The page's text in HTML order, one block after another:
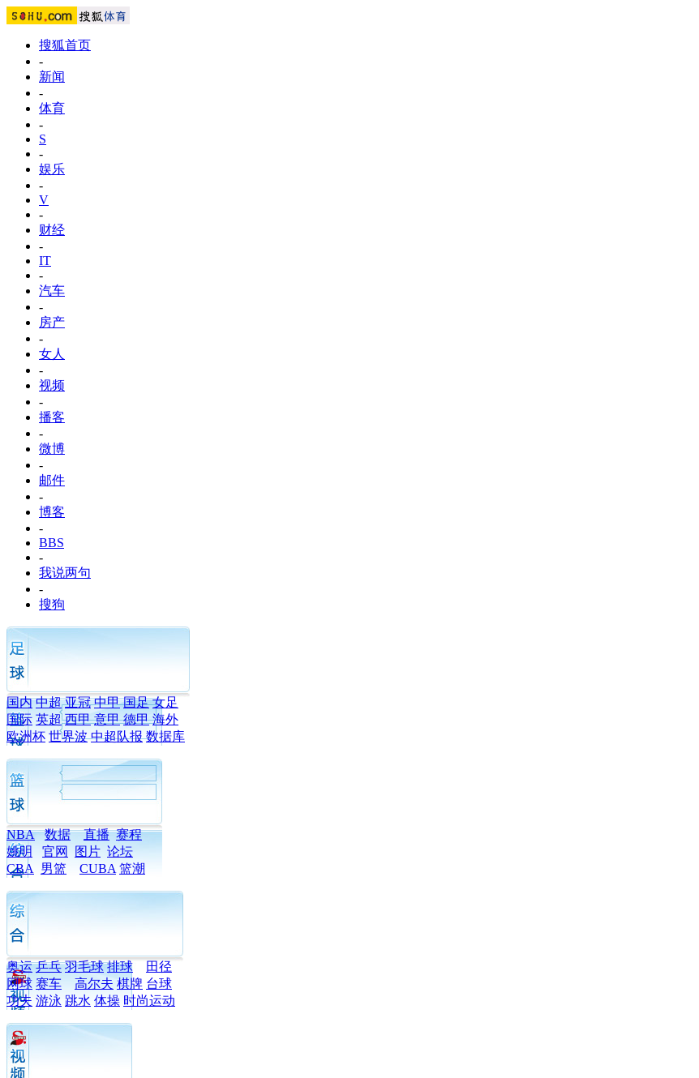
搜狐首页
-
新闻
-
体育
-
S
-
娱乐
-
V
-
财经
-
IT
-
汽车
-
房产
-
女人
-
视频
-
播客
-
微博
-
邮件
-
博客
-
BBS
-
我说两句
-
搜狗
国内 中超 亚冠 中甲 国足 女足
国际 英超 西甲 意甲 德甲 海外
欧洲杯 世界波 中超队报 数据库
NBA 数据 直播 赛程
姚明
官网 图片 论坛
CBA
男篮 CUBA 篮潮
奥运 乒乓 羽毛球 排球
田径
网球 赛车 高尔夫 棋牌 台球
功夫 游泳 跳水 体操 时尚运动